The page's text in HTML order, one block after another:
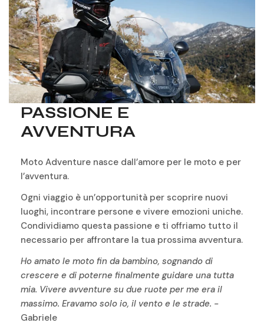
PASSIONE E
AVVENTURA
Moto Adventure nasce dall’amore per le moto e per
l’avventura.
Ogni viaggio è un’opportunità per scoprire nuovi
luoghi, incontrare persone e vivere emozioni uniche.
Condividiamo questa passione e ti offriamo tutto il
necessario per affrontare la tua prossima avventura.
Ho amato le moto fin da bambino, sognando di
crescere e di poterne finalmente guidare una tutta
mia. Vivere avventure su due ruote per me era il
massimo. Eravamo solo io, il vento e le strade. -
Gabriele